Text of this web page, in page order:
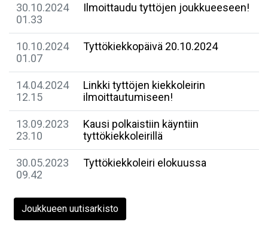
30.10.2024
01.33
Ilmoittaudu tyttöjen joukkueeseen!
10.10.2024
01.07
Tyttökiekkopäivä 20.10.2024
14.04.2024
12.15
Linkki tyttöjen kiekkoleirin
ilmoittautumiseen!
13.09.2023
23.10
Kausi polkaistiin käyntiin
tyttökiekkoleirillä
30.05.2023
09.42
Tyttökiekkoleiri elokuussa
Joukkueen uutisarkisto